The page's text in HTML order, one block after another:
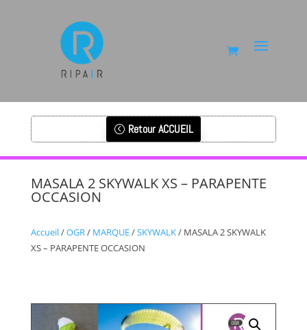
Retour ACCUEIL
MASALA 2 SKYWALK XS – PARAPENTE
OCCASION
Accueil/OGR/ MARQUE/SKYWALK/ MASALA 2 SKYWALK
XS – PARAPENTE OCCASION